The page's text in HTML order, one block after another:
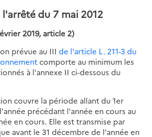
du 7 mai 2012
2019, article 2)
prévue au III de l'article L. 211-3 du
comporte au minimum les
à l'annexe II ci-dessous du
couvre la période allant du 1er
précédant l'année en cours au
en cours. Elle est transmise par
avant le 31 décembre de l'année en